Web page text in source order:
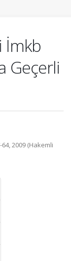
İmkb
Geçerli
2009 (Hakemli